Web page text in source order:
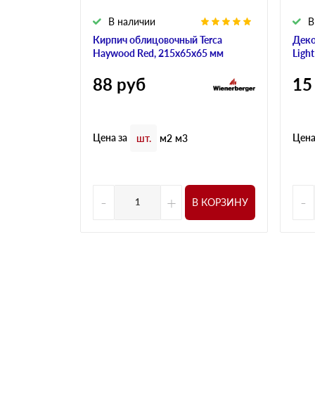
Кирпич облицовочный Terca
Haywood Red, 215х65х65 мм
В наличии
88 руб
Цена за шт. м2 м3
- + В КОРЗИНУ
15
-